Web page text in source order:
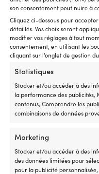
son consentement peut nuire à
Cliquez ci-dessous pour
détaillés. Vos choix seront
modifier vos réglages à tout
consentement, en utilisant les
cliquant sur l’onglet de gestion
Statistiques
Stocker et/ou accéder à des
la performance des publicités,
contenus, Comprendre les
combinaisons de données
Marketing
Stocker et/ou accéder à des
des données limitées pour
pour la publicité
être
choisies
sur
page
produit
produit
plusieurs
variations.
options
choisies
T-shirt Musto T-Shirt 2.0, White,
femme
Px cons.41,30€Le
prix
33,73€Le
prix